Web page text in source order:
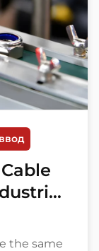
the same